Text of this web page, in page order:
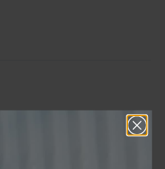
Punkte für diese Bestellung